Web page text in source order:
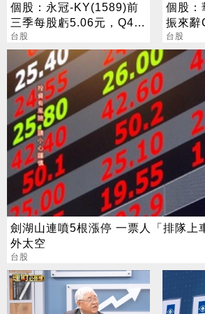
個股：永冠-KY(1589)前
三季每股虧5.06元，Q4去
化庫存加速應收帳款回籠
台股
個股：
振來辭
手機認
台股
劍湖山連噴5根漲停 一票人「排隊上
外太空
台股